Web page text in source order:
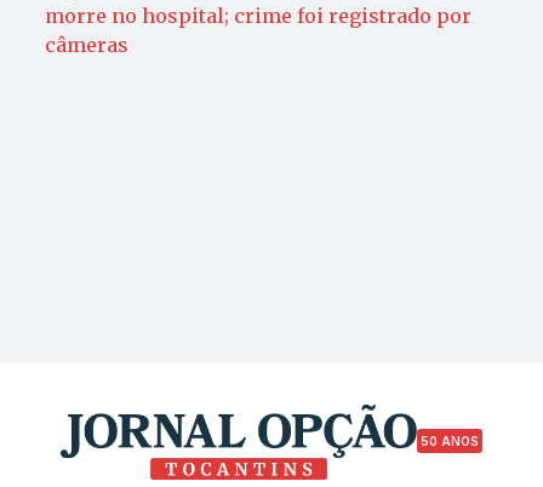
morre no hospital; crime foi registrado por
câmeras
50 ANOS